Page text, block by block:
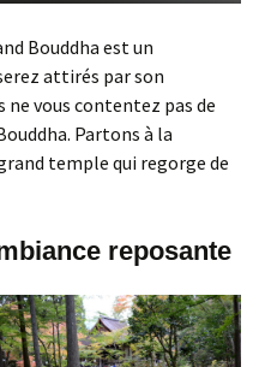
Bouddha est un
attirés par son
vous contentez pas de
Partons à la
temple qui regorge de
reposante